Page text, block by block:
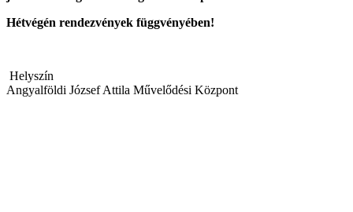
Hétvégén rendezvények függvényében!
Helyszín
Angyalföldi József Attila Művelődési Központ